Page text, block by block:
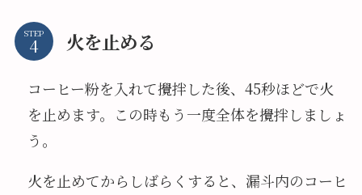
STEP 火を止める
コーヒー粉を入れて攪拌した後、45秒ほどで火
を止めます。この時もう一度全体を攪拌しましょ
う。
火を止めてからしばらくすると、漏斗内のコーヒ